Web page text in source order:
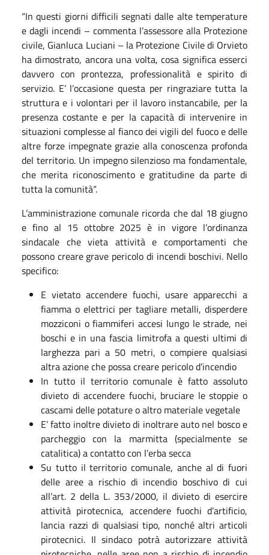
“In questi giorni difficili segnati dalle alte temperature
e dagli incendi – commenta l’assessore alla Protezione
civile, Gianluca Luciani – la Protezione Civile di Orvieto
ha dimostrato, ancora una volta, cosa significa esserci
davvero con prontezza, professionalità e spirito di
servizio. E’ l’occasione questa per ringraziare tutta la
struttura e i volontari per il lavoro instancabile, per la
presenza costante e per la capacità di intervenire in
situazioni complesse al fianco dei vigili del fuoco e delle
altre forze impegnate grazie alla conoscenza profonda
del territorio. Un impegno silenzioso ma fondamentale,
che merita riconoscimento e gratitudine da parte di
tutta la comunità“.
L’amministrazione comunale ricorda che dal 18 giugno
e fino al 15 ottobre 2025 è in vigore l’ordinanza
sindacale che vieta attività e comportamenti che
possono creare grave pericolo di incendi boschivi. Nello
specifico:
E vietato accendere fuochi, usare apparecchi a
fiamma o elettrici per tagliare metalli, disperdere
mozziconi o fiammiferi accesi lungo le strade, nei
boschi e in una fascia limitrofa a questi ultimi di
larghezza pari a 50 metri, o compiere qualsiasi
altra azione che possa creare pericolo d’incendio
In tutto il territorio comunale è fatto assoluto
divieto di accendere fuochi, bruciare le stoppie o
cascami delle potature o altro materiale vegetale
E’ fatto inoltre divieto di inoltrare auto nel bosco e
parcheggio con la marmitta (specialmente se
catalitica) a contatto con l’erba secca
Su tutto il territorio comunale, anche al di fuori
delle aree a rischio di incendio boschivo di cui
all’art. 2 della L. 353/2000, il divieto di esercire
attività pirotecnica, accendere fuochi d’artificio,
lancia razzi di qualsiasi tipo, nonché altri articoli
pirotecnici. Il sindaco potrà autorizzare attività